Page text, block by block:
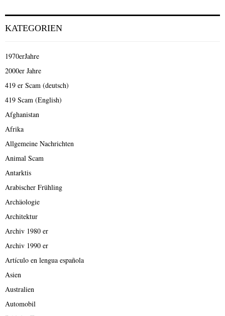
KATEGORIEN
1970erJahre
2000er Jahre
419 er Scam (deutsch)
419 Scam (English)
Afghanistan
Afrika
Allgemeine Nachrichten
Animal Scam
Antarktis
Arabischer Frühling
Archäologie
Architektur
Archiv 1980 er
Archiv 1990 er
Artículo en lengua española
Asien
Australien
Automobil